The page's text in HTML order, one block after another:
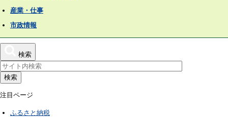
産業・仕事
市政情報
検索
検索
注目ページ
ふるさと納税